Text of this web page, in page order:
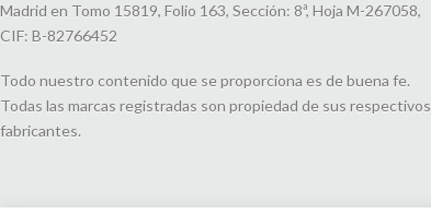
Madrid en Tomo 15819, Folio 163, Sección: 8ª, Hoja M-267058,
CIF: B-82766452
Todo nuestro contenido que se proporciona es de buena fe.
Todas las marcas registradas son propiedad de sus respectivos
fabricantes.